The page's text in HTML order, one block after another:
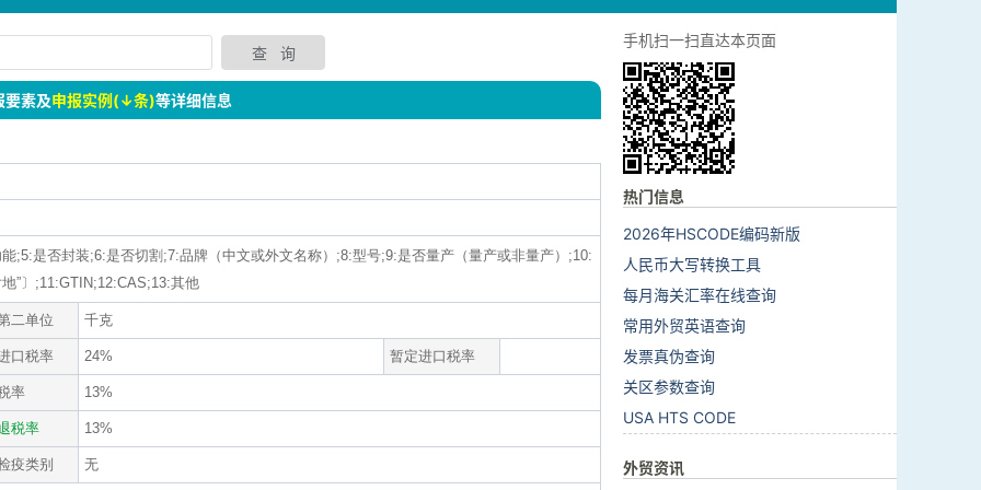
素及申报实例(↓条)等详细信息
;5:是否封装;6:是否切割;7:品牌（中文或外文名称）;8:型号;9:是否量产（量产或非量产）;10:
”〕;11:GTIN;12:CAS;13:其他
二单位 千克
口税率 24% 暂定进口税率
率 13%
税率 13%
疫类别 无
手机扫一扫直达本页面
热门信息
2026年HSCODE编码新版
人民币大写转换工具
每月海关汇率在线查询
常用外贸英语查询
发票真伪查询
关区参数查询
USA HTS CODE
外贸资讯